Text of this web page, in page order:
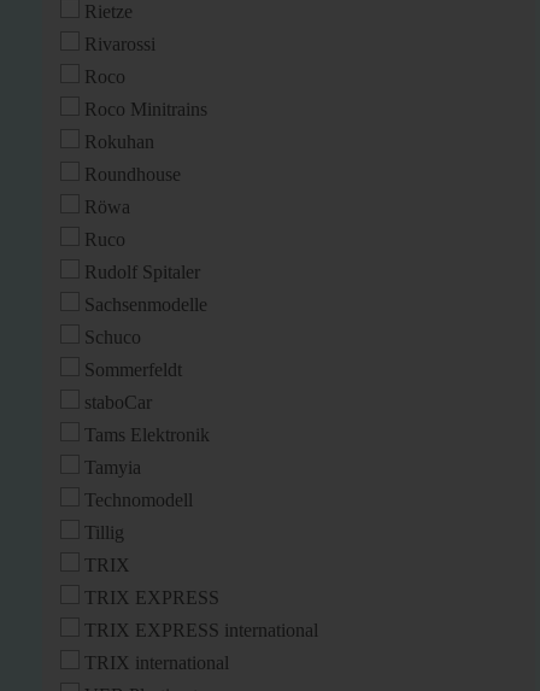
Rietze
Rivarossi
Roco
Roco Minitrains
Rokuhan
Roundhouse
Röwa
Ruco
Rudolf Spitaler
Sachsenmodelle
Schuco
Sommerfeldt
staboCar
Tams Elektronik
Tamyia
Technomodell
Tillig
TRIX
TRIX EXPRESS
TRIX EXPRESS international
TRIX international